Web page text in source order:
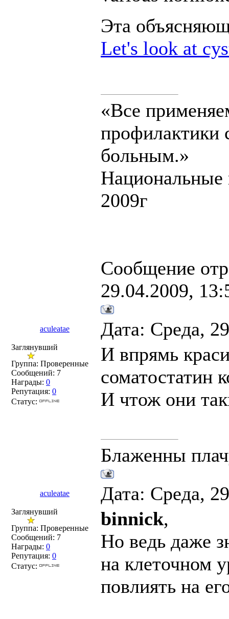
Эта
Let's look at
«Все
профилактики
больным.»
2009г
Сообщение
29.04.2009,
aculeatae Дата: Среда,
Заглянувший
Группа: Проверенные
Сообщений: 7
Награды: 0
Репутация: 0
Статус:
И впрямь
соматостатин
И чтож они
Блаженны
aculeatae Дата: Среда,
Заглянувший
Группа: Проверенные
Сообщений: 7
Награды: 0
Репутация: 0
Статус:
binnick,
Но ведь даже
на клеточном
повлиять на